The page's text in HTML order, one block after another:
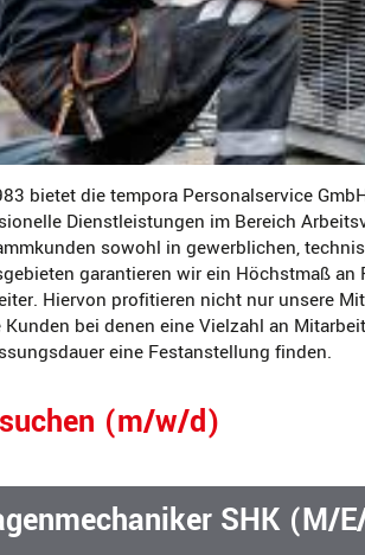
bietet die tempora Personalservice
Dienstleistungen im Bereich
sowohl in gewerblichen,
garantieren wir ein Höchstmaß
Hiervon profitieren nicht nur unsere
Kunden bei denen eine Vielzahl an
eine Festanstellung finden.
(m/w/d)
SHK (M/